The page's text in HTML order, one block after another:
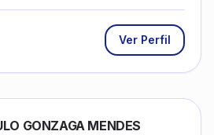
Ver Perfil
GONZAGA MENDES